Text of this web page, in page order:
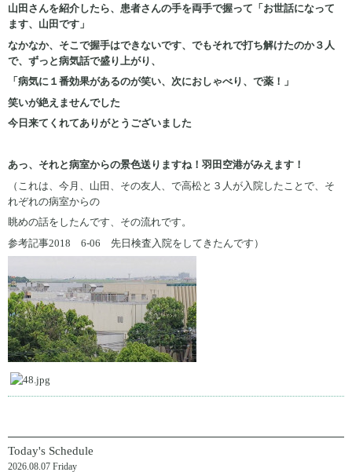
山田さんを紹介したら、患者さんの手を両手で握って「お世話になって
ます、山田です」
なかなか、そこで握手はできないです、でもそれで打ち解けたのか３人
で、ずっと病気話で盛り上がり、
「病気に１番効果があるのが笑い、次におしゃべり、で薬！」
笑いが絶えませんでした
今日来てくれてありがとうございました
あっ、それと病室からの景色送りますね！羽田空港がみえます！
（これは、今月、山田、その友人、で高松と３人が入院したことで、そ
れぞれの病室からの
眺めの話をしたんです、その流れです。
参考記事2018 6-06 先日検査入院をしてきたんです）
Today's Schedule
2026.08.07 Friday